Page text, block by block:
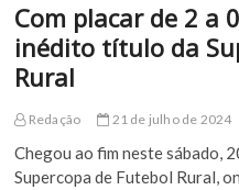
Com placar de 2 a
inédito título da
Rural
Redação 21 de julho de 2024
Chegou ao fim neste sábado,
Supercopa de Futebol Rural,